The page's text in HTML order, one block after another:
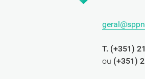
T. (+351)
ou (+351)